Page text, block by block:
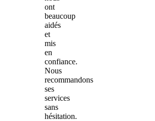
ont
beaucoup
aidés
et
mis
en
confiance.
Nous
recommandons
ses
services
sans
hésitation.